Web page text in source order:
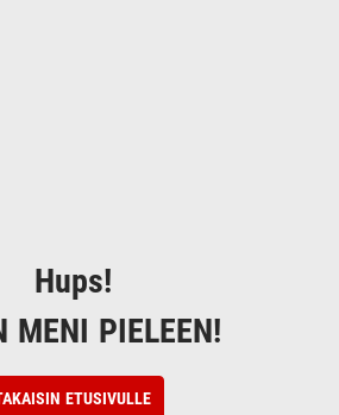
Hups!
MENI PIELEEN!
ETUSIVULLE